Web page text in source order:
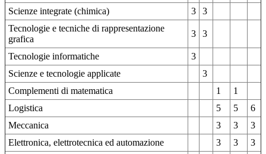
Scienze integrate (chimica)
3
3
Tecnologie e tecniche di rappresentazione
grafica
3 3
Tecnologie informatiche
3
Scienze e tecnologie applicate
3
Complementi di matematica
1
1
Logistica
5 5
6
Meccanica
3 3
3
Elettronica, elettrotecnica ed automazione
3 3
3